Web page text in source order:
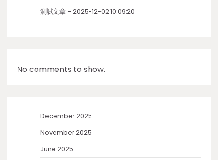
測試文章 – 2025-12-02 10:09:20
No comments to show.
December 2025
November 2025
June 2025